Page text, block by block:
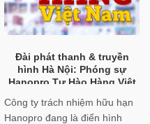
Đài phát thanh & truyền
hình Hà Nội: Phóng sự
Hanopro Tự Hào Hàng Việt
Công ty trách nhiệm hữu hạn
Hanopro đang là điển hình